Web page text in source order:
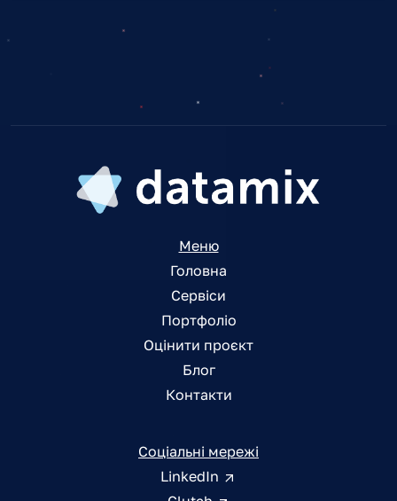
Меню
Головна
Сервіси
Портфоліо
Оцінити проєкт
Блог
Контакти
Соціальні мережі
LinkedIn